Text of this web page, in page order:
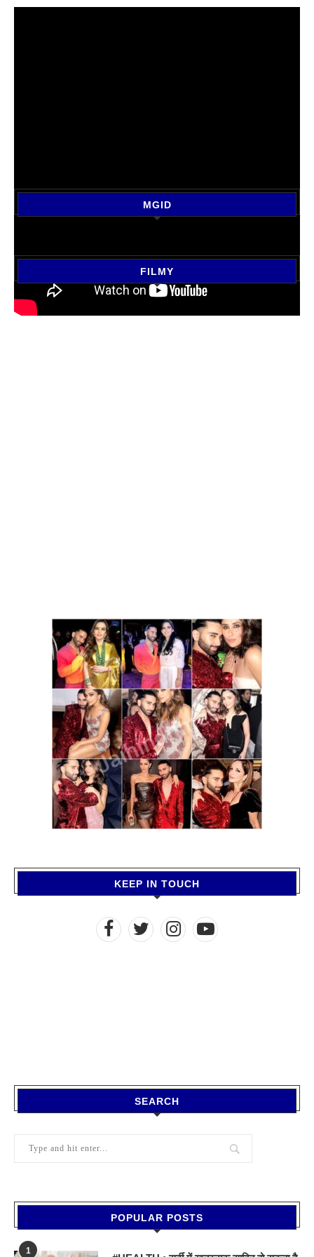
MGID
FILMY
KEEP IN TOUCH
SEARCH
POPULAR POSTS
1